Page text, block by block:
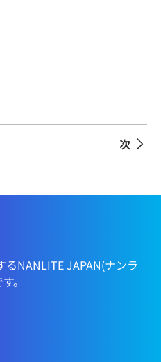
次
NANLITE JAPAN(ナンラ
。